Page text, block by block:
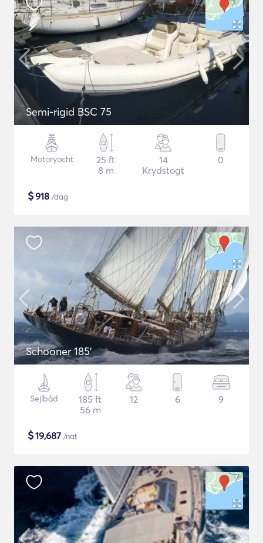
Semi-rigid BSC 75
Motoryacht
25 ft
8 m
14
Krydstogt
0
$918 /dag
Schooner 185'
Sejlbåd
185 ft
56 m
12 6 9
$19,687 /nat